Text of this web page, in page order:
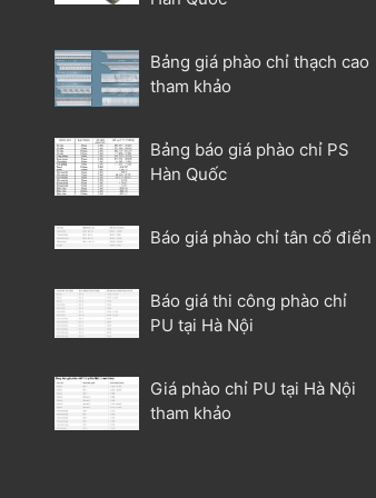
Bảng giá phào chỉ thạch cao
tham khảo
Bảng báo giá phào chỉ PS
Hàn Quốc
Báo giá phào chỉ tân cổ điển
Báo giá thi công phào chỉ
PU tại Hà Nội
Giá phào chỉ PU tại Hà Nội
tham khảo